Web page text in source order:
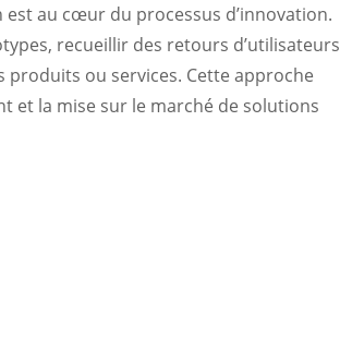
est au cœur du processus d’innovation.
recueillir des retours d’utilisateurs
ou services. Cette approche
et la mise sur le marché de solutions